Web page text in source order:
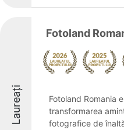
Laureați
Fotoland
Fotoland Romania
transformarea
fotografice de